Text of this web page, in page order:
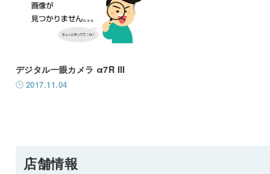
デジタル一眼カメラ α7R III
2017.11.04
店舗情報